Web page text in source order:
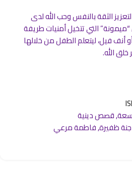
الثقة بالنفس وحب الله لدى
التي تتخيل أمنيات طريفة
أنف فيل، ليتعلم الطفل من خلالها
الله.
,قصص دينية
جنة ظفيرة,فاطمة مرعي